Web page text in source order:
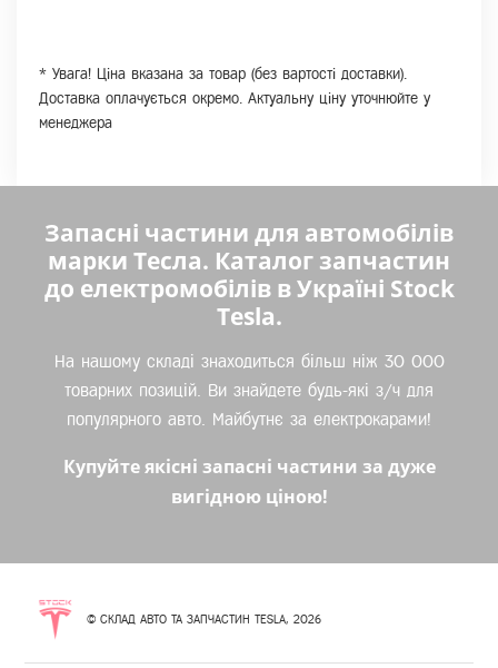
* Увага! Ціна вказана за товар (без вартості доставки).
Доставка оплачується окремо. Актуальну ціну уточнюйте у
менеджера
Запасні частини для автомобілів
марки Тесла. Каталог запчастин
до електромобілів в Україні Stock
Tesla.
На нашому складі знаходиться більш ніж 30 000
товарних позицій. Ви знайдете будь-які з/ч для
популярного авто. Майбутнє за електрокарами!
Купуйте якісні запасні частини за дуже
вигідною ціною!
© СКЛАД АВТО ТА ЗАПЧАСТИН TESLA, 2026